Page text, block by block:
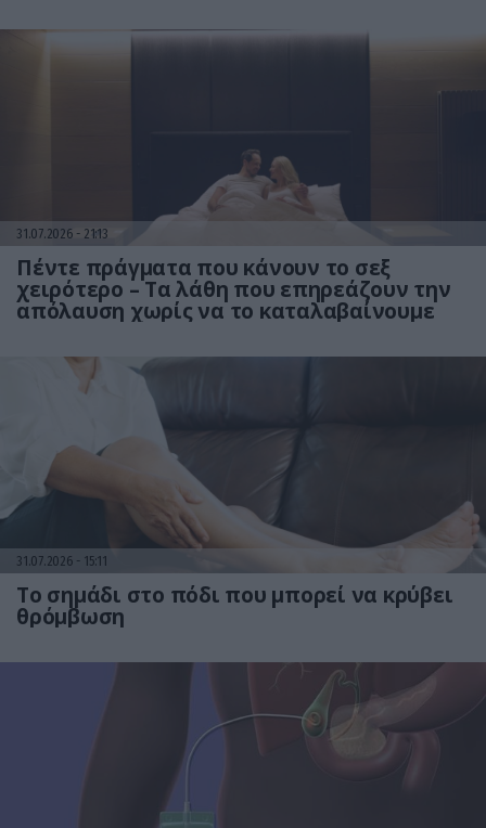
31.07.2026 21:13
Πέντε πράγματα που κάνουν το σεξ
χειρότερο – Τα λάθη που επηρεάζουν την
απόλαυση χωρίς να το καταλαβαίνουμε
31.07.2026 15:11
Το σημάδι στο πόδι που μπορεί να κρύβει
θρόμβωση